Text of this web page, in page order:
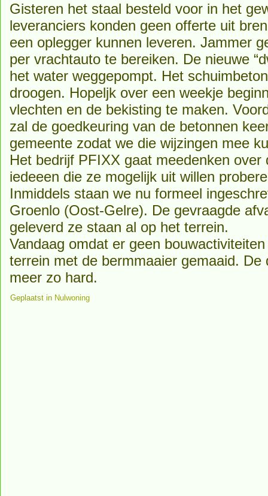
Gisteren het staal besteld voor in het
leveranciers konden geen offerte uit
een oplegger kunnen leveren. Jammer
per vrachtauto te bereiken. De nieuwe
het water weggepompt. Het
droogen. Hopeljk over een weekje
vlechten en de bekisting te maken.
zal de goedkeuring van de betonnen
gemeente zodat we die wijzingen mee
Het bedrijf PFIXX gaat meedenken
iedeeen die ze mogelijk uit willen
Inmiddels staan we nu formeel
Groenlo (Oost-Gelre). De gevraagde
geleverd ze staan al op het terrein.
Vandaag omdat er geen
terrein met de bermmaaier gemaaid. De
meer zo hard.
Geplaatst in Nulwoning